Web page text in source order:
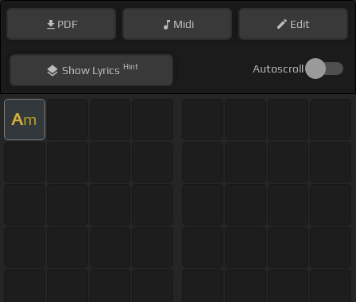
PDF Midi Edit
ShowLyrics Hint Autoscroll
Am